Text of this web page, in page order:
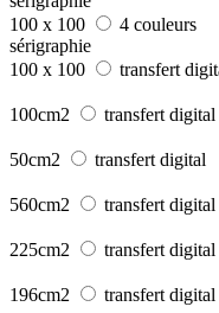
100 x 100
4 couleurs
sérigraphie
100 x 100
transfert
100cm2 transfert digital
50cm2 transfert digital
560cm2 transfert digital
225cm2 transfert digital
196cm2 transfert digital